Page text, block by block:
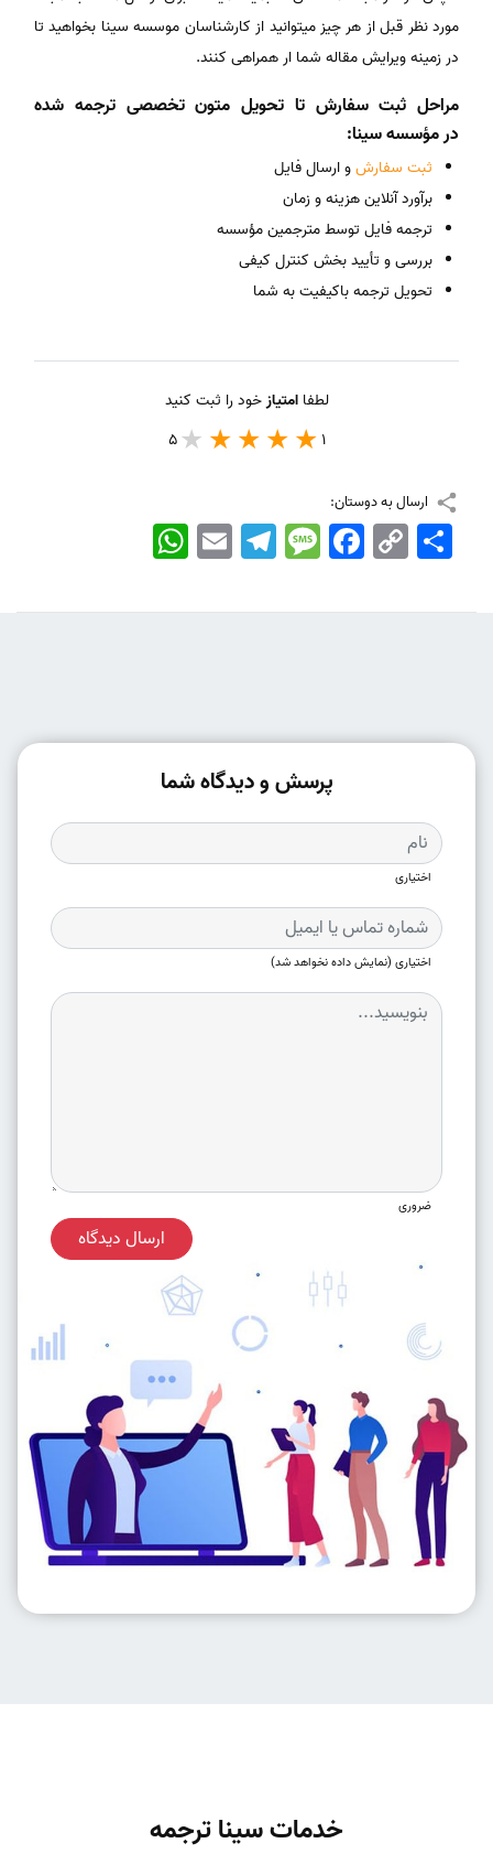
مورد نظر قبل از هر چیز میتوانید از کارشناسان موسسه سینا بخواهید تا
در زمینه ویرایش مقاله شما ار همراهی کنند.
مراحل ثبت سفارش تا تحویل متون تخصصی ترجمه شده
در مؤسسه سینا:
ثبت سفارشو ارسال فایل
برآورد آنلاین هزینه و زمان
ترجمه فایل توسط مترجمین مؤسسه
بررسی و تأیید بخش کنترل کیفی
تحویل ترجمه باکیفیت به شما
لطفاامتیازخود را ثبت کنید
1
5
ارسال به دوستان:
WhatsApp EmailTelegramMessageFacebook Copy
Link
اشتراک
پرسش و دیدگاه شما
اختیاری
اختیاری (نمایش داده نخواهد شد)
ضروری
ارسال دیدگاه
خدمات سینا ترجمه